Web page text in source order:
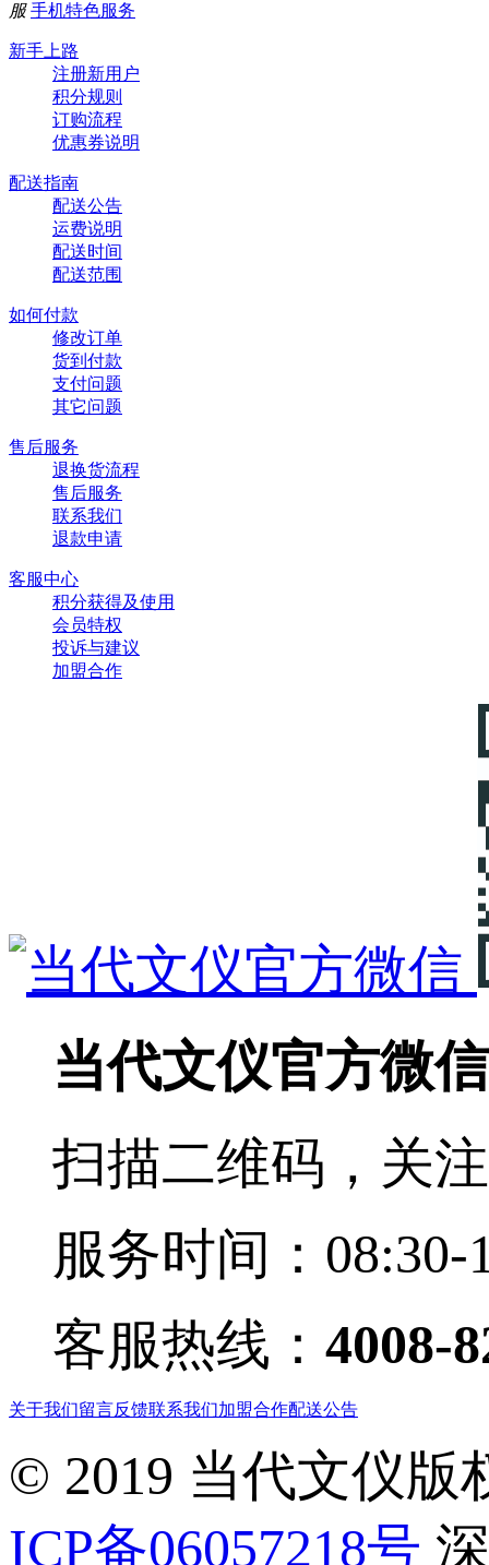
服 手机特色服务
新手上路
注册新用户
积分规则
订购流程
优惠券说明
配送指南
配送公告
运费说明
配送时间
配送范围
如何付款
修改订单
货到付款
支付问题
其它问题
售后服务
退换货流程
售后服务
联系我们
退款申请
客服中心
积分获得及使用
会员特权
投诉与建议
加盟合作
当代文仪官方微信
扫描二维码，关
服务时间：08:30-
客服热线： 4008-
关于我们留言反馈联系我们加盟合作配送公告
© 2019 当代文仪
ICP备06057218号